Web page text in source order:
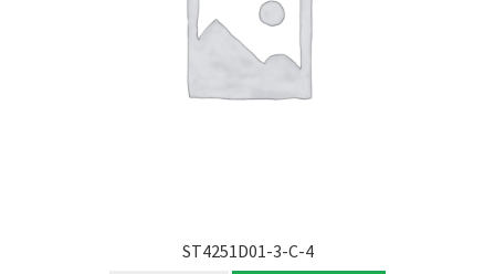
ST4251D01-3-C-4